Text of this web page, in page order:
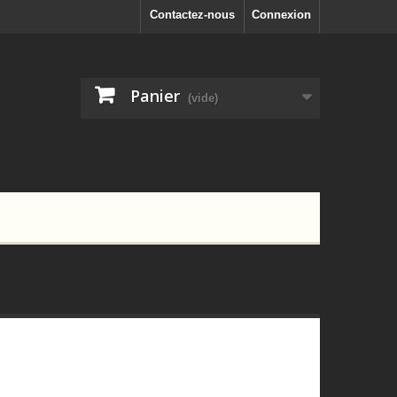
Connexion
Contactez-nous
Panier (vide)